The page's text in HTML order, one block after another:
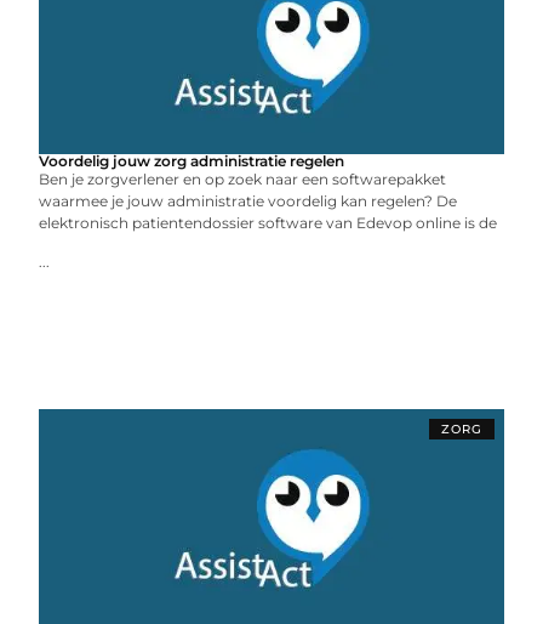
Voordelig jouw zorg administratie regelen
Ben je zorgverlener en op zoek naar een softwarepakket
waarmee je jouw administratie voordelig kan regelen? De
elektronisch patientendossier software van Edevop online is de
...
ZORG